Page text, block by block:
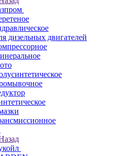
дизельных двигателей